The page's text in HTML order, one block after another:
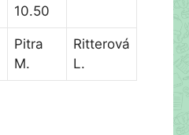
10.50
Pitra
M.
Ritterová
L.